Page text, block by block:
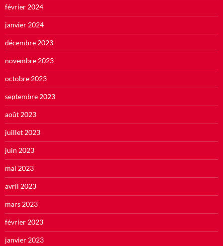
février 2024
janvier 2024
décembre 2023
novembre 2023
octobre 2023
septembre 2023
août 2023
juillet 2023
juin 2023
mai 2023
avril 2023
mars 2023
février 2023
janvier 2023